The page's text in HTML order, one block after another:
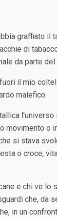
graffiato il
di
da parte del
il mio
malefico.
movimento o
si stava
o croce,
e chi ve lo
che, da
in un